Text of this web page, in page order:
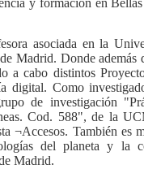
y formación en
asociada en la
Madrid. Donde además
a cabo distintos
digital. Como
de investigación
Cod. 588", de la
¬Accesos. También es
del planeta y la
Madrid.